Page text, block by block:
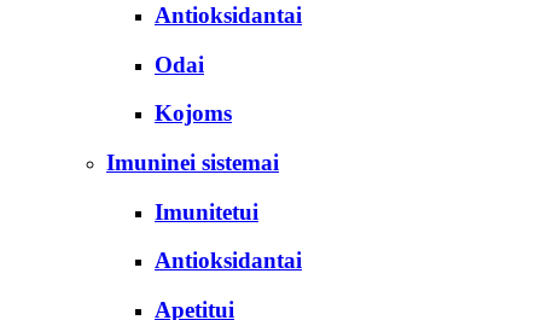
Antioksidantai
Odai
Kojoms
Imuninei sistemai
Imunitetui
Antioksidantai
Apetitui